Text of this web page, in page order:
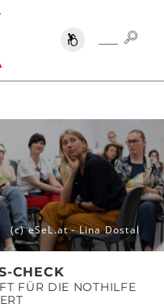
SUCHE
(c) eSeL.at - Lina Dostal
CHECK
FÜR DIE NOTHILFE